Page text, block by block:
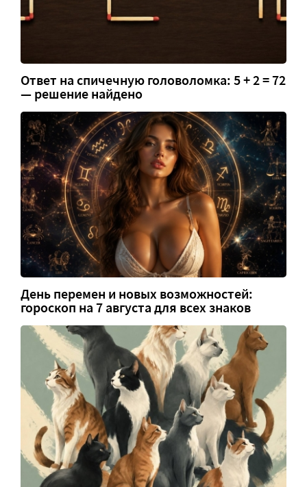
Ответ на спичечную головоломка: 5 + 2 = 72
— решение найдено
День перемен и новых возможностей:
гороскоп на 7 августа для всех знаков